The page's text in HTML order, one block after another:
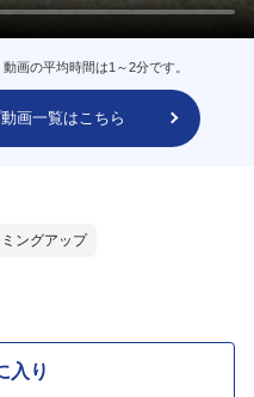
画の平均時間は1～2分です。
画一覧はこちら
ングアップ
入り